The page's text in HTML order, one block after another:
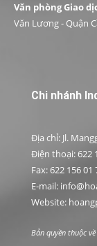
Văn phòng Giao
Văn Lương - Quận
Chi nhánh
Địa chỉ: Jl.
Điện thoại: 622
Fax: 622 156 01
E-mail:
Website:
Bản quyền thuộc